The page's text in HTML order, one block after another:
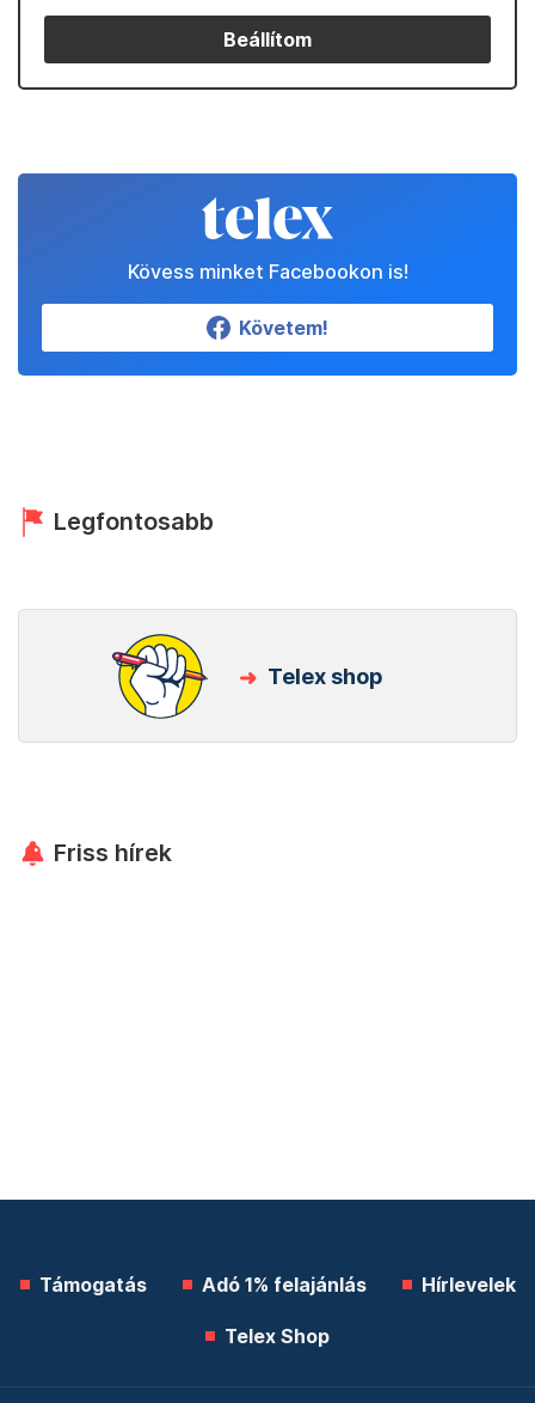
Beállítom
Kövess minket Facebookon is!
Követem!
Legfontosabb
Telex shop
Friss hírek
Támogatás Adó 1% felajánlás Hírlevelek
Telex Shop